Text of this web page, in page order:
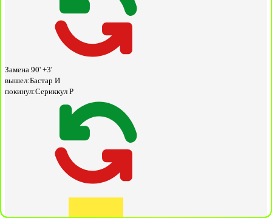
Замена 90' +3'
вышел:Бастар И
покинул:Сериккул Р